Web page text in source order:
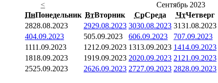
<
Сентябрь 2023
ПнПонедельник ВтВторник СрСреда ЧтЧетверг
2828.08.2023 2929.08.2023 3030.08.2023 3131.08.2023
404.09.2023 505.09.2023 606.09.2023 707.09.2023
1111.09.2023 1212.09.2023 1313.09.2023 1414.09.2023
1818.09.2023 1919.09.2023 2020.09.2023 21 21.09.2023
2525.09.2023 2626.09.2023 2727.09.2023 2828.09.2023